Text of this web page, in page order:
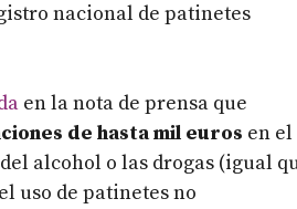
nacional de patinetes
en la nota de prensa que
de hasta mil euros en el
alcohol o las drogas (igual
uso de patinetes no